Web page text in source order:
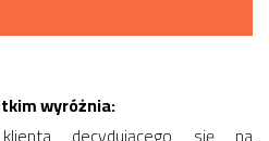
wyróżnia: